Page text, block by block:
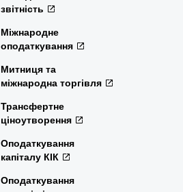
звітність
Міжнародне
оподаткування
Митниця та
міжнародна торгівля
Трансфертне
ціноутворення
Оподаткування
капіталу КІК
Оподаткування